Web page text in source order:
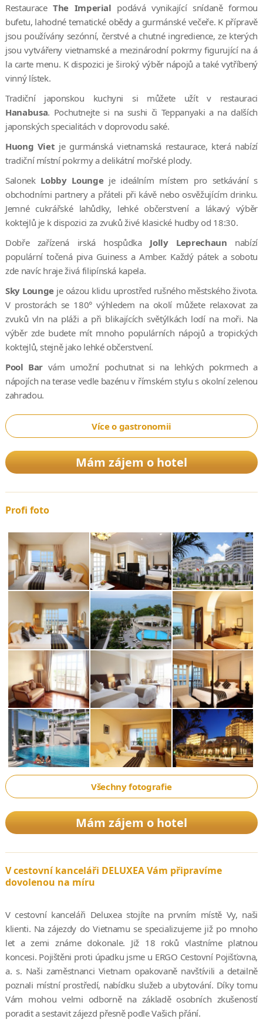
RestauraceThe Imperial podává vynikající snídaně formou
bufetu, lahodné tematické obědy a gurmánské večeře. K přípravě
jsou používány sezónní, čerstvé a chutné ingredience, ze kterých
jsou vytvářeny vietnamské a mezinárodní pokrmy figurující na á
la carte menu. K dispozici je široký výběr nápojů a také vytříbený
vinný lístek.
Tradiční japonskou kuchyni si můžete užít v restauraci
Hanabusa. Pochutnejte si na sushi či Teppanyaki a na dalších
japonských specialitách v doprovodu saké.
Huong Viet je gurmánská vietnamská restaurace, která nabízí
tradiční místní pokrmy a delikátní mořské plody.
Salonek Lobby Loungeje ideálním místem pro setkávání s
obchodními partnery a přáteli při kávě nebo osvěžujícím drinku.
Jemné cukrářské lahůdky, lehké občerstvení a lákavý výběr
koktejlů je k dispozici za zvuků živé klasické hudby od 18:30.
Dobře zařízená irská hospůdka Jolly Leprechaun nabízí
populární točená piva Guiness a Amber. Každý pátek a sobotu
zde navíc hraje živá filipínská kapela.
Sky Lounge je oázou klidu uprostřed rušného městského života.
V prostorách se 180° výhledem na okolí můžete relaxovat za
zvuků vln na pláži a při blikajících světýlkách lodí na moři. Na
výběr zde budete mít mnoho populárních nápojů a tropických
koktejlů, stejně jako lehké občerstvení.
Pool Bar vám umožní pochutnat si na lehkých pokrmech a
nápojích na terase vedle bazénu v římském stylu s okolní zelenou
zahradou.
Více o gastronomii
Mám zájem o hotel
Profi foto
Všechny fotografie
Mám zájem o hotel
V cestovní kanceláři DELUXEA Vám připravíme
dovolenou na míru
V cestovní kanceláři Deluxea stojíte na prvním místě Vy, naši
klienti. Na zájezdy do Vietnamu se specializujeme již po mnoho
let a zemi známe dokonale. Již 18 roků vlastníme platnou
koncesi. Pojištěni proti úpadku jsme u ERGO Cestovní Pojišťovna,
a. s. Naši zaměstnanci Vietnam opakovaně navštívili a detailně
poznali místní prostředí, nabídku služeb a ubytování. Díky tomu
Vám mohou velmi odborně na základě osobních zkušeností
poradit a sestavit zájezd přesně podle Vašich přání.